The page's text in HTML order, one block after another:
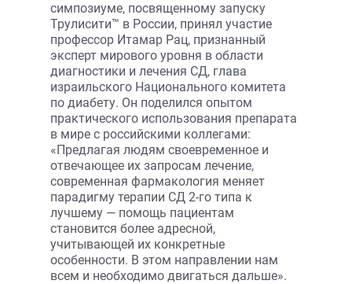
симпозиуме, посвященному запуску
Трули­сити™ в России, принял участие
профессор Итамар Рац, признанный
эксперт мирового уровня в области
диагностики и лечения СД, глава
израильского Национального комитета
по диабету. Он поделился опытом
практического использования препарата
в мире с российскими коллегами:
«Предлагая людям своевременное и
отвечающее их запросам лечение,
современная фармакология меняет
парадигму терапии СД 2-го типа к
лучшему — помощь пациентам
становится более адресной,
учитывающей их конкретные
особенности. В этом направлении нам
всем и необходимо двигаться дальше».